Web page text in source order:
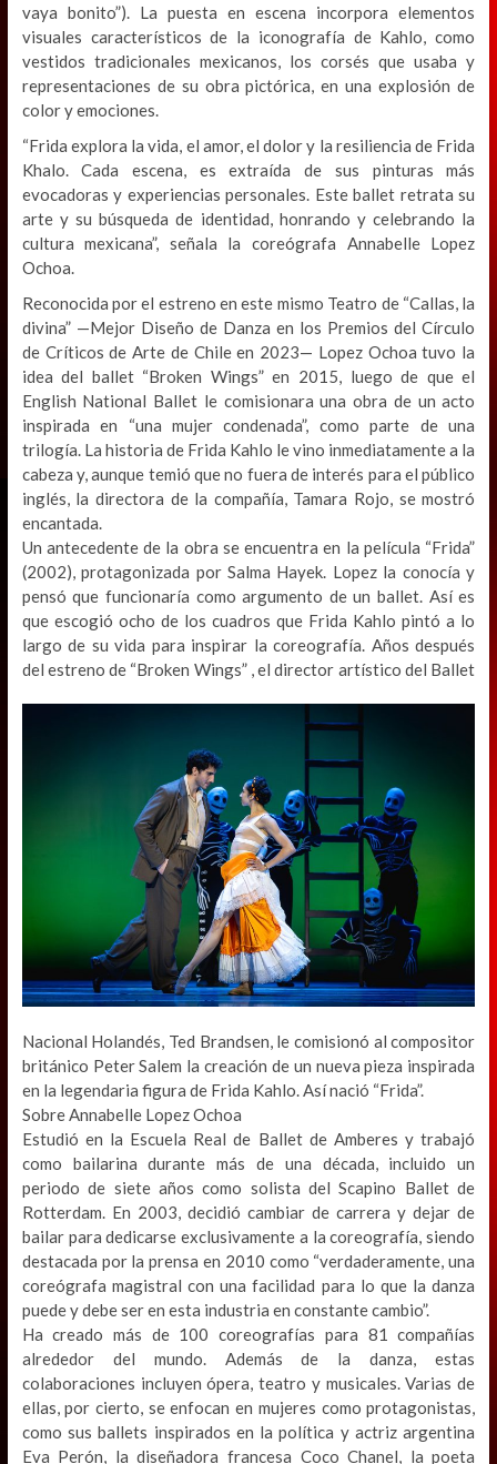
vaya bonito”). La puesta en escena incorpora elementos
visuales característicos de la iconografía de Kahlo, como
vestidos tradicionales mexicanos, los corsés que usaba y
representaciones de su obra pictórica, en una explosión de
color y emociones.
“Frida explora la vida, el amor, el dolor y la resiliencia de Frida
Khalo. Cada escena, es extraída de sus pinturas más
evocadoras y experiencias personales. Este ballet retrata su
arte y su búsqueda de identidad, honrando y celebrando la
cultura mexicana”, señala la coreógrafa Annabelle Lopez
Ochoa.
Reconocida por el estreno en este mismo Teatro de “Callas, la
divina” —Mejor Diseño de Danza en los Premios del Círculo
de Críticos de Arte de Chile en 2023— Lopez Ochoa tuvo la
idea del ballet “Broken Wings” en 2015, luego de que el
English National Ballet le comisionara una obra de un acto
inspirada en “una mujer condenada”, como parte de una
trilogía. La historia de Frida Kahlo le vino inmediatamente a la
cabeza y, aunque temió que no fuera de interés para el público
inglés, la directora de la compañía, Tamara Rojo, se mostró
encantada.
Un antecedente de la obra se encuentra en la película “Frida”
(2002), protagonizada por Salma Hayek. Lopez la conocía y
pensó que funcionaría como argumento de un ballet. Así es
que escogió ocho de los cuadros que Frida Kahlo pintó a lo
largo de su vida para inspirar la coreografía. Años después
del estreno de “Broken Wings” , el director artístico del Ballet
Nacional Holandés, Ted Brandsen, le comisionó al compositor
británico Peter Salem la creación de un nueva pieza inspirada
en la legendaria figura de Frida Kahlo. Así nació “Frida”.
Sobre Annabelle Lopez Ochoa
Estudió en la Escuela Real de Ballet de Amberes y trabajó
como bailarina durante más de una década, incluido un
periodo de siete años como solista del Scapino Ballet de
Rotterdam. En 2003, decidió cambiar de carrera y dejar de
bailar para dedicarse exclusivamente a la coreografía, siendo
destacada por la prensa en 2010 como “verdaderamente, una
coreógrafa magistral con una facilidad para lo que la danza
puede y debe ser en esta industria en constante cambio”.
Ha creado más de 100 coreografías para 81 compañías
alrededor del mundo. Además de la danza, estas
colaboraciones incluyen ópera, teatro y musicales. Varias de
ellas, por cierto, se enfocan en mujeres como protagonistas,
como sus ballets inspirados en la política y actriz argentina
Eva Perón, la diseñadora francesa Coco Chanel, la poeta